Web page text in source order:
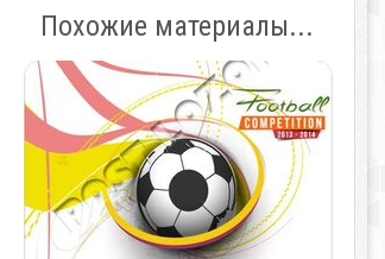
Похожие материалы...